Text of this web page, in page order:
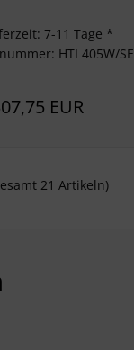
7-11 Tage *
HTI 405W/SE
EUR
21 Artikeln)